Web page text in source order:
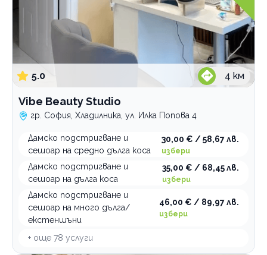
5.0 4 км
Vibe Beauty Studio
гр. София, Хладилника, ул. Илка Попова 4
Дамско подстригване и
сешоар на средно дълга коса
30,00 € / 58,67 лв.
избери
Дамско подстригване и
сешоар на дълга коса
35,00 € / 68,45 лв.
избери
Дамско подстригване и
сешоар на много дълга/
екстеншъни
46,00 € / 89,97 лв.
избери
+ още 78 услуги